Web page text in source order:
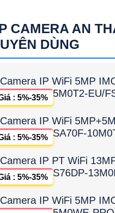
CAMERA AN
DÙNG
Camera IP WiFi 5MP
5M0T2-EU/
: 5%-35%
Camera IP WiFi
SA70F-
: 5%-35%
Camera IP PT WiFi
S76DP-
: 5%-35%
Camera IP WiFi 5MP